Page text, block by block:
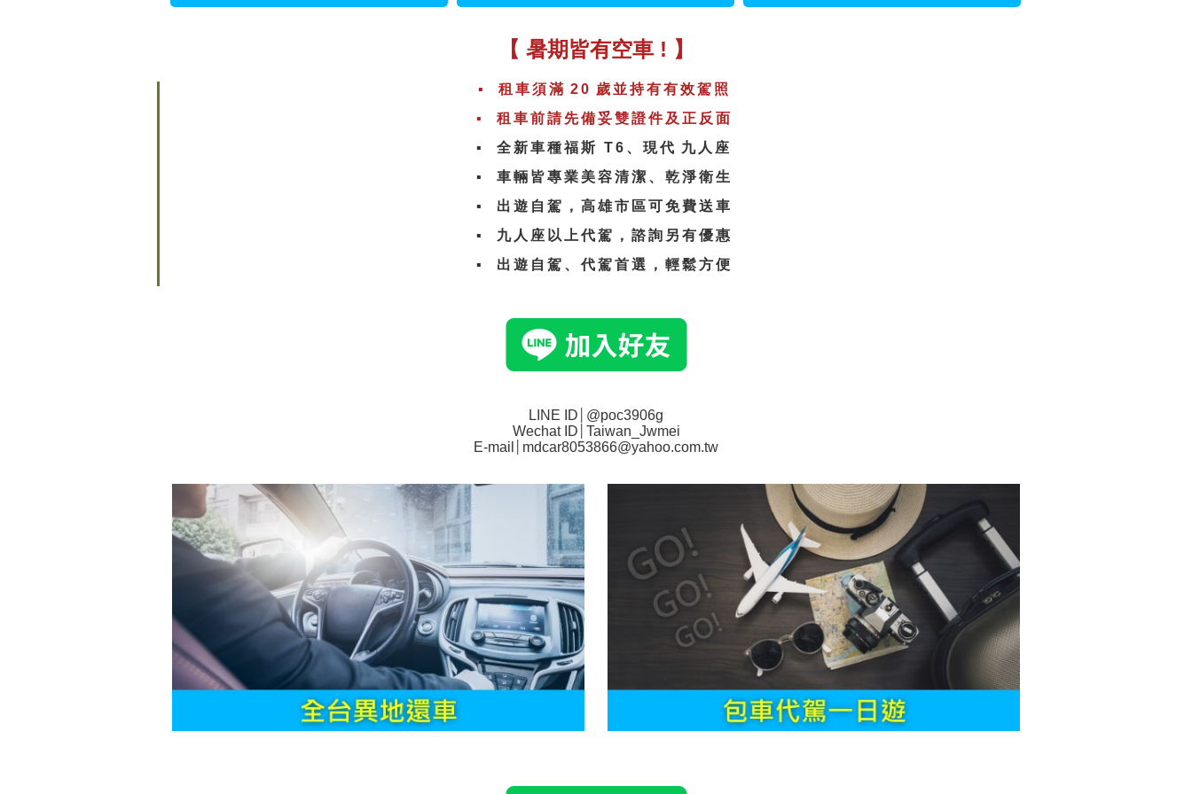
【 暑期皆有空車 ! 】
▪︎ 租車須滿 20 歲並持有有效駕照
▪︎ 租車前請先備妥雙證件及正反面
▪︎ 全新車種福斯 T6、現代 九人座
▪︎ 車輛皆專業美容清潔、乾淨衛生
▪︎ 出遊自駕，高雄市區可免費送車
▪︎ 九人座以上代駕，諮詢另有優惠
▪︎ 出遊自駕、代駕首選，輕鬆方便
LINE ID
@poc3906g
Wechat ID Taiwan_Jwmei
E-mail
mdcar8053866@yahoo.com.tw